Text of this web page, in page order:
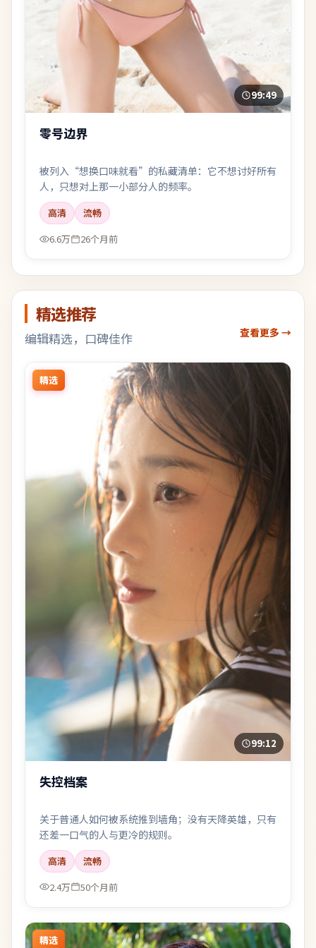
99:49
零号边界
被列入“想换口味就看”的私藏清单：它不想讨好所有
人，只想对上那一小部分人的频率。
高清
流畅
6.6万
26个月前
精选推荐
编辑精选，口碑佳作 查看更多 →
精选
99:12
失控档案
关于普通人如何被系统推到墙角；没有天降英雄，只有
还差一口气的人与更冷的规则。
高清
流畅
2.4万
50个月前
精选